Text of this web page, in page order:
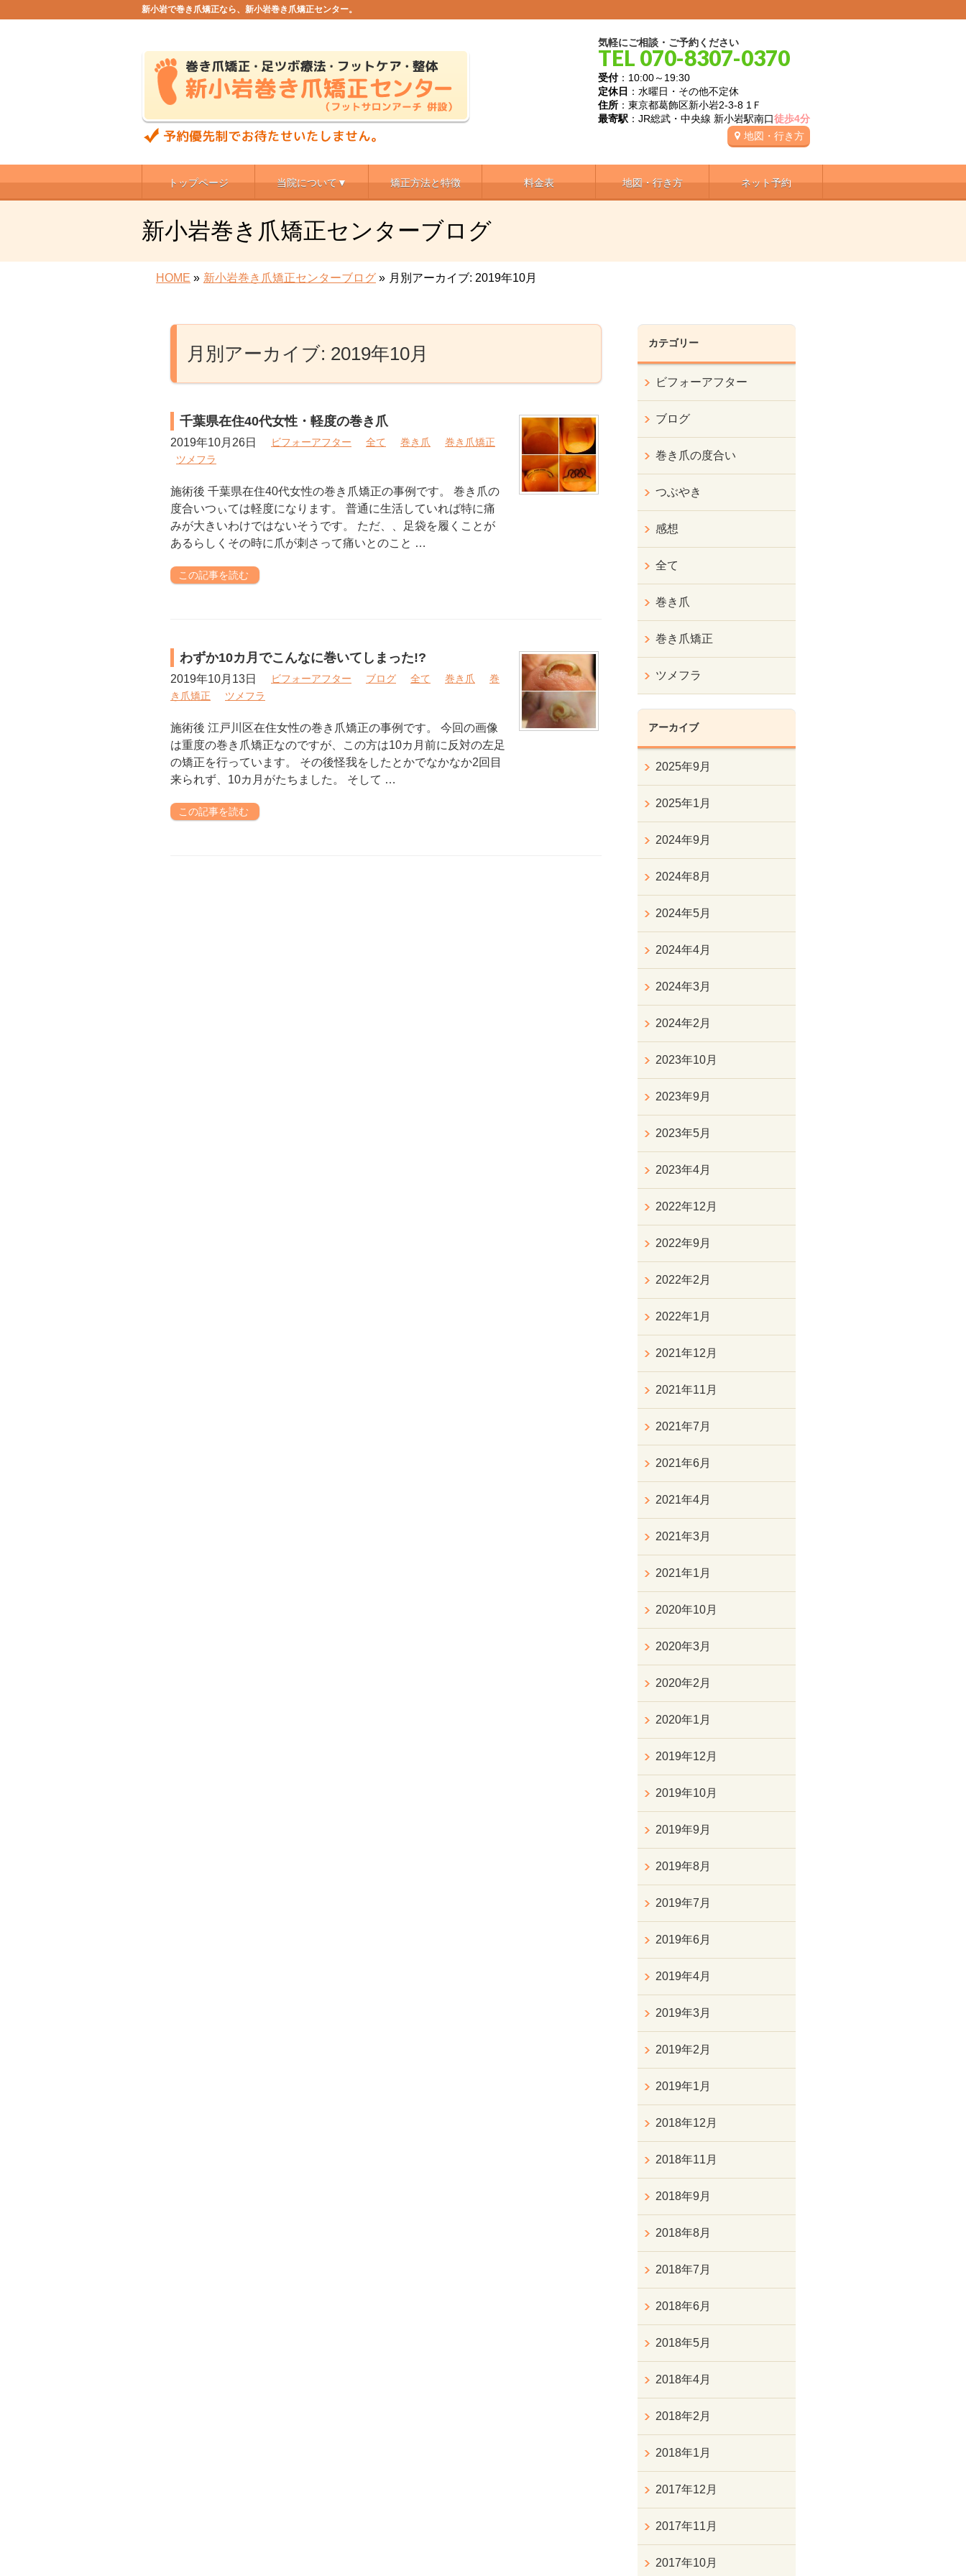
新小岩で巻き爪矯正なら、新小岩巻き爪矯正センター。
気軽にご相談・ご予約ください
TEL 070-8307-0370
受付：10:00～19:30
定休日 ：水曜日・その他不定休
住所 ：東京都葛飾区新小岩2-3-8 1Ｆ
最寄駅 ：JR総武・中央線 新小岩駅南口徒歩4分
地図・行き方
トップページ 当院について▼ 矯正方法と特徴 料金表 地図・行き方 ネット予約
新小岩巻き爪矯正センターブログ
HOME » 新小岩巻き爪矯正センターブログ » 月別アーカイブ: 2019年10月
月別アーカイブ: 2019年10月
千葉県在住40代女性・軽度の巻き爪
2019年10月26日 ビフォーアフター 全て 巻き爪
巻き爪矯正
ツメフラ
施術後 千葉県在住40代女性の巻き爪矯正の事例です。 巻き爪の
度合いつぃては軽度になります。 普通に生活していれば特に痛
みが大きいわけではないそうです。 ただ、、足袋を履くことが
あるらしくその時に爪が刺さって痛いとのこと …
この記事を読む
わずか10カ月でこんなに巻いてしまった!?
2019年10月13日 ビフォーアフター ブログ 全て 巻き爪
巻
き爪矯正
ツメフラ
施術後 江戸川区在住女性の巻き爪矯正の事例です。 今回の画像
は重度の巻き爪矯正なのですが、この方は10カ月前に反対の左足
の矯正を行っています。 その後怪我をしたとかでなかなか2回目
来られず、10カ月がたちました。 そして …
この記事を読む
カテゴリー
ビフォーアフター
ブログ
巻き爪の度合い
つぶやき
感想
全て
巻き爪
巻き爪矯正
ツメフラ
アーカイブ
2025年9月
2025年1月
2024年9月
2024年8月
2024年5月
2024年4月
2024年3月
2024年2月
2023年10月
2023年9月
2023年5月
2023年4月
2022年12月
2022年9月
2022年2月
2022年1月
2021年12月
2021年11月
2021年7月
2021年6月
2021年4月
2021年3月
2021年1月
2020年10月
2020年3月
2020年2月
2020年1月
2019年12月
2019年10月
2019年9月
2019年8月
2019年7月
2019年6月
2019年4月
2019年3月
2019年2月
2019年1月
2018年12月
2018年11月
2018年9月
2018年8月
2018年7月
2018年6月
2018年5月
2018年4月
2018年2月
2018年1月
2017年12月
2017年11月
2017年10月